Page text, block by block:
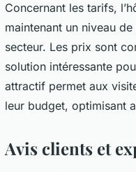
Concernant les tarifs,
maintenant un niveau
secteur. Les prix sont
solution intéressante
attractif permet aux
leur budget, optimisant
Avis clients et